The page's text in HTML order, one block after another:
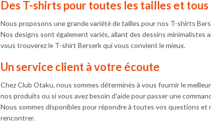
Des T-shirts pour toutes les tailles et tous
Nous proposons une grande variété de tailles pour nos T-shirts
Nos designs sont également variés, allant des dessins
vous trouverez le T-shirt Berserk qui vous convient le mieux.
Un service client à votre écoute
Chez Club Otaku, nous sommes déterminés à vous fournir le
nos produits ou si vous avez besoin d'aide pour passer une
Nous sommes disponibles pour répondre à toutes vos questions et
rencontrer.